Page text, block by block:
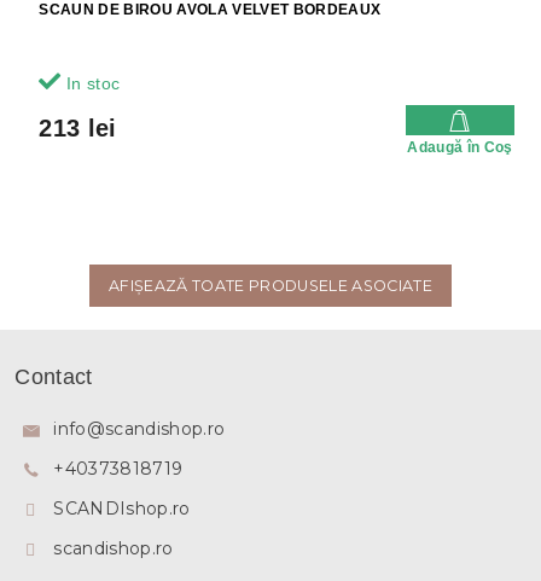
SCAUN DE BIROU AVOLA VELVET BORDEAUX
In stoc
213 lei
Adaugă în Coş
AFIŞEAZĂ TOATE PRODUSELE ASOCIATE
Contact
info@scandishop.ro
+40373818719
SCANDIshop.ro
scandishop.ro